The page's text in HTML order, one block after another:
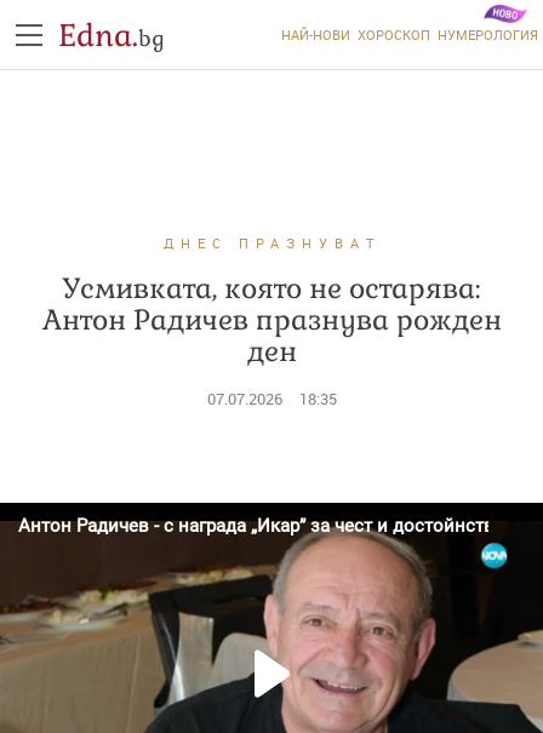
Edna.bg НАЙ-НОВИ ХОРОСКОП НУМЕРОЛОГИЯ
ДНЕС ПРАЗНУВАТ
Усмивката, която не остарява:
Антон Радичев празнува рожден
ден
07.07.2026 18:35